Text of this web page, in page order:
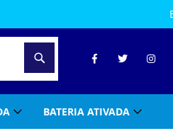
BATERIA ATIVADA